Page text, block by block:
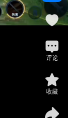
评论
收藏